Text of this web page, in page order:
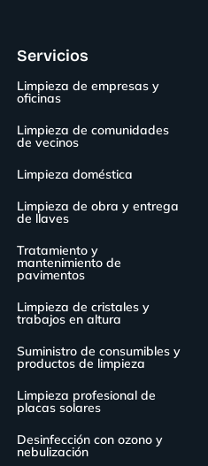
Servicios
Limpieza de empresas y
oficinas
Limpieza de comunidades
de vecinos
Limpieza doméstica
Limpieza de obra y entrega
de llaves
Tratamiento y
mantenimiento de
pavimentos
Limpieza de cristales y
trabajos en altura
Suministro de consumibles y
productos de limpieza
Limpieza profesional de
placas solares
Desinfección con ozono y
nebulización